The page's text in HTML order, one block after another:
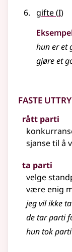
gifte(1
I)
hun er et
gjøre et
Faste
rått parti
sjanse til å
ta parti
velge
være enig
jeg vil ikke
de tar parti
hun tok